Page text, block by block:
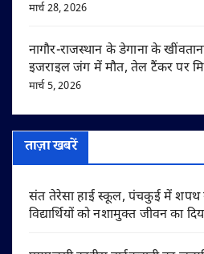
मार्च 28, 2026
नागौर-राजस्थान के डेगाना के
इजराइल जंग में मौत, तेल टैंकर पर
मार्च 5, 2026
ताज़ा खबरें
संत तेरेसा हाई स्कूल, पंचकुई में शपथ
विद्यार्थियों को नशामुक्त जीवन का